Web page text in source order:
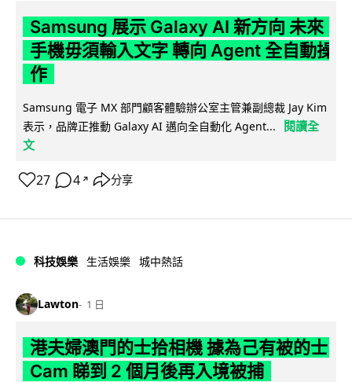
Samsung 展示 Galaxy AI 新方向 未來
手機毋須輸入文字 轉向 Agent 全自動操
作
Samsung 電子 MX 部門顧客體驗辦公室主管兼副總裁 Jay Kim
表示，品牌正推動 Galaxy AI 邁向全自動化 Agent...
閱讀全
文
27 4 ↗ 分享
科技娛樂 生活娛樂 城中熱話
Lawton 1 日
港夫婦澳門的士拾相機 據為己有被的士
Cam 睇到 2 個月後再入境被捕